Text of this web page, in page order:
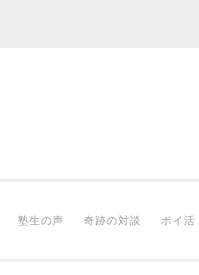
塾生の声 奇跡の対談 ポイ活